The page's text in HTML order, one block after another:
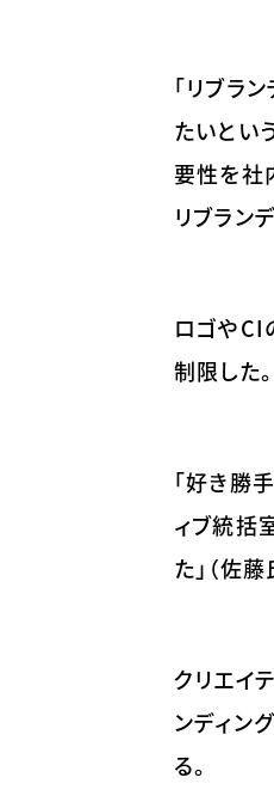
「リブラ
たいとい
要性を社
リブラン
ロゴやCI
制限した。
「好き勝
ィブ統括
た」（佐藤
クリエイ
ンディン
る。